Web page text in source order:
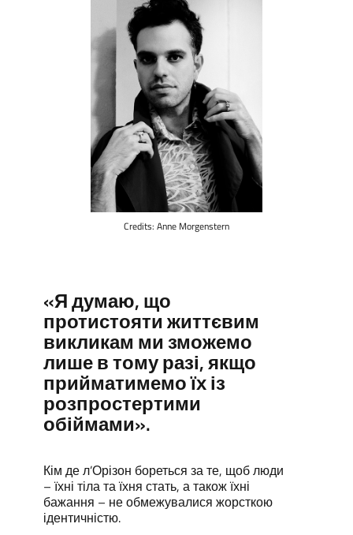
«Я думаю, що
протистояти життєвим
викликам ми зможемо
лише в тому разі, якщо
прийматимемо їх із
розпростертими
обіймами».
Кім де л’Орізон бореться за те, щоб люди
– їхні тіла та їхня стать, а також їхні
бажання – не обмежувалися жорсткою
ідентичністю.
Credits: Anne Morgenstern